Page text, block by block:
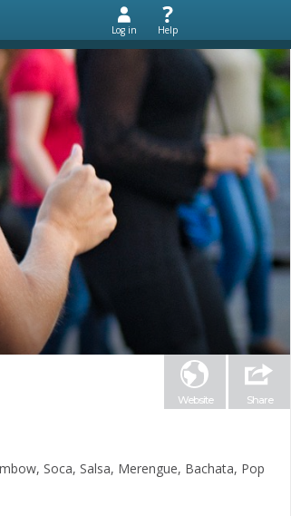
Log in Help
Website Share
Soca, Salsa, Merengue, Bachata, Pop